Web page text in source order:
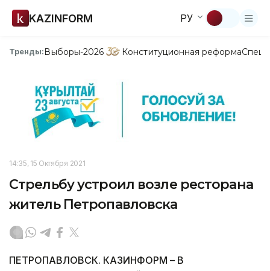
KAZINFORM РУ
Тренды:Выборы-2026 Конституционная реформа
14:35, 15 Октября 2021
Стрельбу устроил возле ресторана
житель Петропавловска
ПЕТРОПАВЛОВСК. КАЗИНФОРМ – В